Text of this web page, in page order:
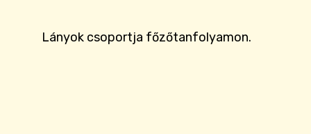
Lányok csoportja főzőtanfolyamon.